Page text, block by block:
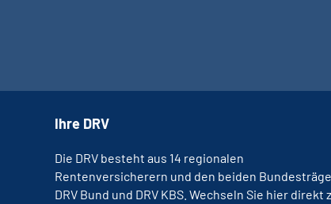
Ihre DRV
Die DRV besteht aus 14 regionalen
Rentenversicherern und den beiden
DRV Bund und DRV KBS. Wechseln Sie hier direkt